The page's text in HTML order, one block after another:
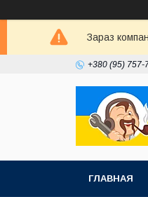
Зараз
+380 (95) 757-
ГЛАВНАЯ